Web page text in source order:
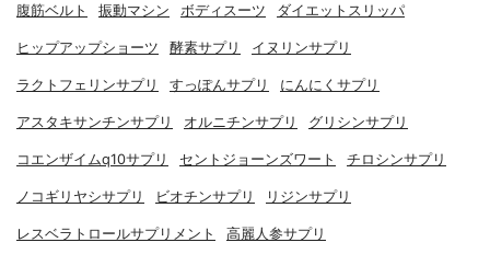
腹筋ベルト 振動マシン ボディスーツ ダイエットスリッパ
ヒップアップショーツ 酵素サプリ イヌリンサプリ
ラクトフェリンサプリ すっぽんサプリ にんにくサプリ
アスタキサンチンサプリ オルニチンサプリ グリシンサプリ
コエンザイムq10サプリ セントジョーンズワート チロシンサプリ
ノコギリヤシサプリ ビオチンサプリ リジンサプリ
レスベラトロールサプリメント 高麗人参サプリ